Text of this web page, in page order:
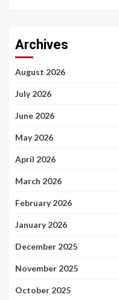
Archives
August 2026
July 2026
June 2026
May 2026
April 2026
March 2026
February 2026
January 2026
December 2025
November 2025
October 2025